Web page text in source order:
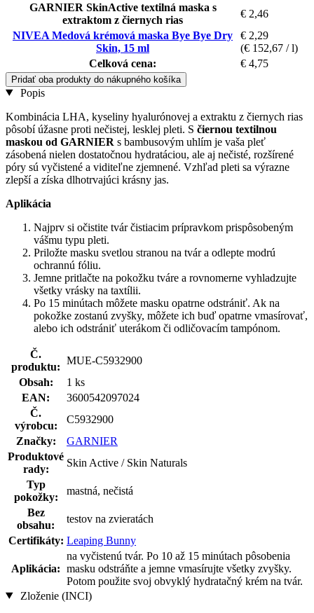
GARNIER SkinActive textilná maska s
extraktom z čiernych rias
€ 2,46
NIVEA Medová krémová maska Bye Bye Dry
Skin, 15 ml
€ 2,29
(€ 152,67 / l)
Celková cena:
€ 4,75
Pridať oba produkty do nákupného košíka
Popis
Kombinácia LHA, kyseliny hyalurónovej a extraktu z čiernych rias
pôsobí úžasne proti nečistej, lesklej pleti. S čiernou textilnou
maskou od GARNIER s bambusovým uhlím je vaša pleť
zásobená nielen dostatočnou hydratáciou, ale aj nečisté, rozšírené
póry sú vyčistené a viditeľne zjemnené. Vzhľad pleti sa výrazne
zlepší a získa dlhotrvajúci krásny jas.
Aplikácia
Najprv si očistite tvár čistiacim prípravkom prispôsobeným
vášmu typu pleti.
Priložte masku svetlou stranou na tvár a odlepte modrú
ochrannú fóliu.
Jemne pritlačte na pokožku tváre a rovnomerne vyhladzujte
všetky vrásky na taxtílii.
Po 15 minútach môžete masku opatrne odstrániť. Ak na
pokožke zostanú zvyšky, môžete ich buď opatrne vmasírovať,
alebo ich odstrániť uterákom či odličovacím tampónom.
Č.
produktu:
MUE-C5932900
Obsah:
1 ks
EAN:
3600542097024
Č.
výrobcu:
C5932900
Značky:
GARNIER
Produktové
rady:
Skin Active / Skin Naturals
Typ
pokožky:
mastná, nečistá
Bez
obsahu:
testov na zvieratách
Certifikáty: Leaping Bunny
Aplikácia:
na vyčistenú tvár. Po 10 až 15 minútach pôsobenia
masku odstráňte a jemne vmasírujte všetky zvyšky.
Potom použite svoj obvyklý hydratačný krém na tvár.
Zloženie (INCI)